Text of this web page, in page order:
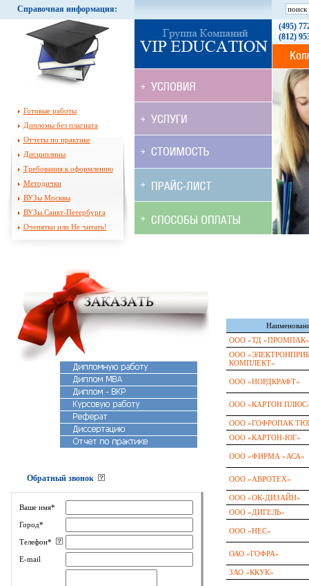
Справочная информация:
Готовые работы
Дипломы без плагиата
Отчеты по практике
Дисциплины
Требования к оформлению
Методички
ВУЗы Москвы
ВУЗы Санкт-Петербурга
Очепятки или Не читать!
(495)
(812)
Обратный звонок
Ваше имя*
Город*
Телефон*
E-mail
ООО «ТД «ПРОМПАК»
ООО
КОМПЛЕКТ»
ООО «НОРДКРАФТ»
ООО «КАРТОН
ООО «ГОФРОПАК
ООО «КАРТОН-ЮГ»
ООО «ФИРМА «АСА»
ООО «АВРОТЕХ»
ООО «ОК-ДИЗАЙН»
ООО «ДИГЕЛЬ»
ООО «НЕС»
ОАО «ГОФРА»
ЗАО «ККУК»